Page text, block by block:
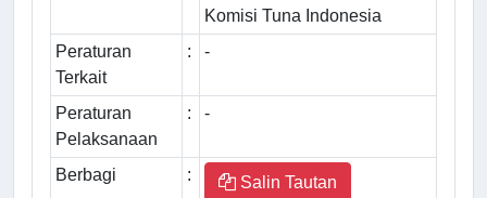
Komisi Tuna Indonesia
Peraturan
Terkait
: -
Peraturan
Pelaksanaan
: -
Berbagi : Salin Tautan